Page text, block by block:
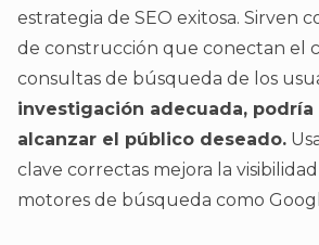
estrategia de SEO exitosa. Sirven
de construcción que conectan el
consultas de búsqueda de los
investigación adecuada, podría
alcanzar el público deseado.
clave correctas mejora la
motores de búsqueda como